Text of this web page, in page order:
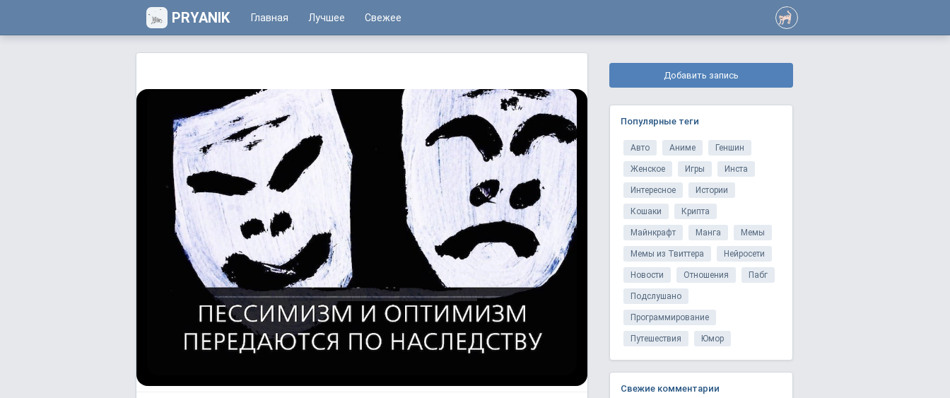
PRYANIK Главная Лучшее Свежее
Добавить запись
Популярные теги
Авто Аниме Геншин
Женское Игры Инста
Интересное Истории
Кошаки Крипта
Майнкрафт Манга Мемы
Мемы из Твиттера Нейросети
Новости Отношения Пабг
Подслушано
Программирование
Путешествия Юмор
Свежие комментарии